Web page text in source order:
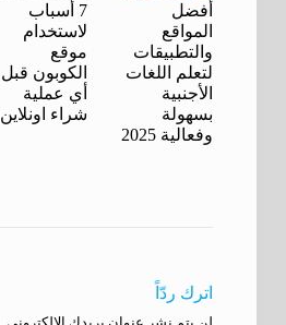
أفضل
المواقع
والتطبيقات
لتعلم اللغات
الأجنبية
بسهولة
وفعالية 2025
7 أسباب
لاستخدام
موقع
الكوبون قبل
أي عملية
شراء اونلاين
اترك ردّاً